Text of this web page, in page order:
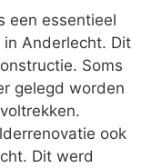
een essentieel
Anderlecht. Dit
Soms
gelegd worden
ook
Dit werd